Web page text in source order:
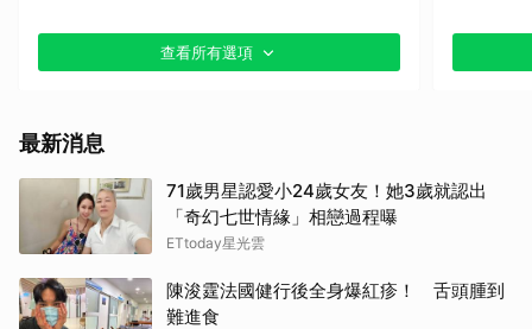
查看所有選項
最新消息
71歲男星認愛小24歲女友！她3歲就認出
「奇幻七世情緣」相戀過程曝
ETtoday星光雲
陳浚霆法國健行後全身爆紅疹！ 舌頭腫到
難進食